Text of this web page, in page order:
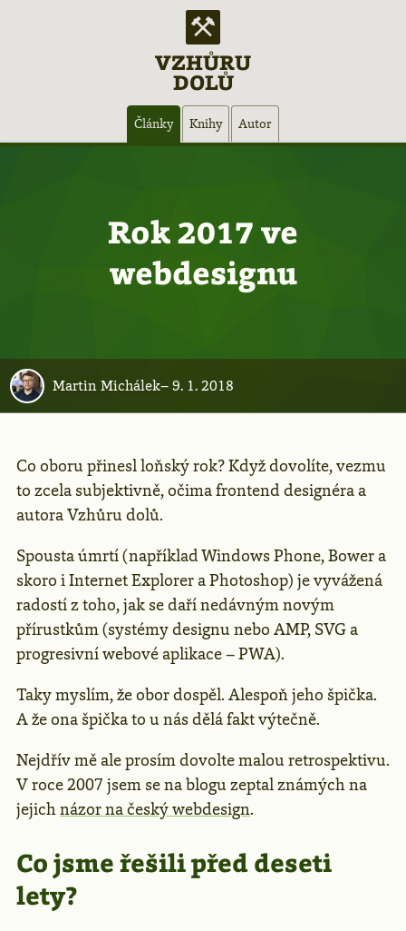
VZHŮRU
DOLŮ
Články Knihy Autor
Rok 2017 ve
webdesignu
Martin Michálek–9. 1. 2018
Co oboru přinesl loňský rok? Když dovolíte, vezmu
to zcela subjektivně, očima frontend designéra a
autora Vzhůru dolů.
Spousta úmrtí (například Windows Phone, Bower a
skoro i Internet Explorer a Photoshop) je vyvážená
radostí z toho, jak se daří nedávným novým
přírustkům (systémy designu nebo AMP, SVG a
progresivní webové aplikace – PWA).
Taky myslím, že obor dospěl. Alespoň jeho špička.
A že ona špička to u nás dělá fakt výtečně.
Nejdřív mě ale prosím dovolte malou retrospektivu.
V roce 2007 jsem se na blogu zeptal známých na
jejichnázor na český webdesign.
Co jsme řešili před deseti
lety?